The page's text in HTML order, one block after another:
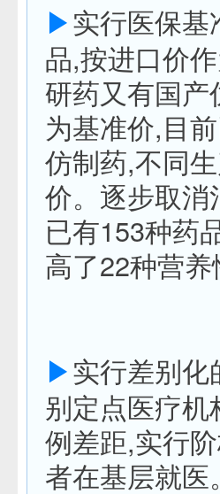
▶实行医保
品,按进口价
研药又有国
为基准价,目
仿制药,不同
价。逐步取
已有153种药
高了22种营
▶实行差别
别定点医疗
例差距,实行
者在基层就医。